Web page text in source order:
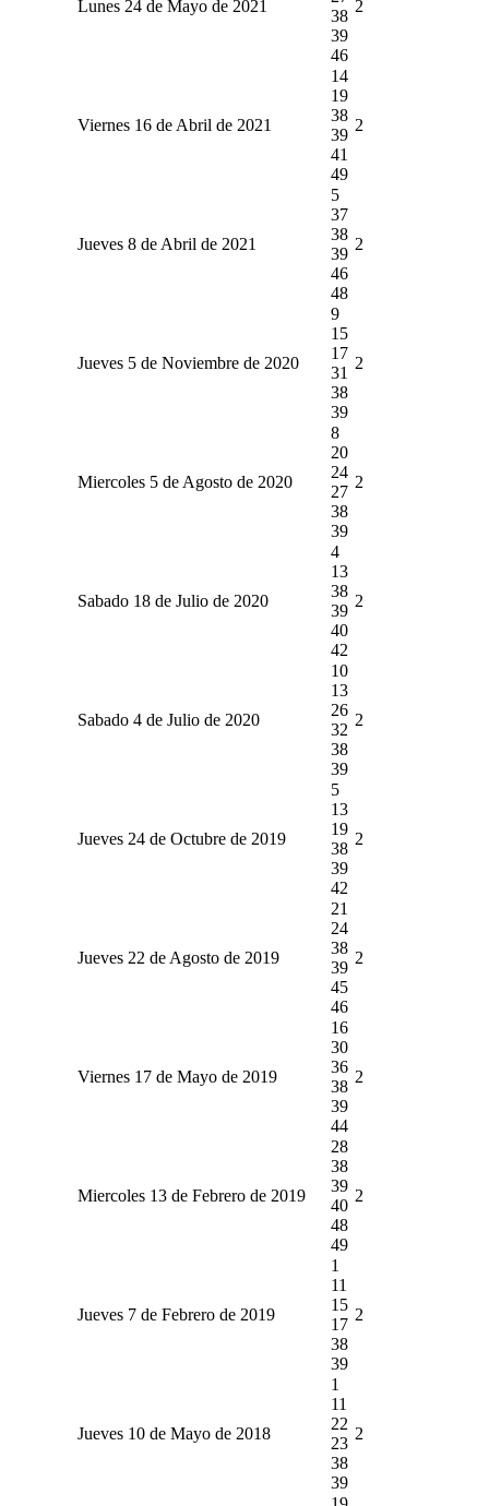
Lunes 24 de Mayo de 2021
38
39
46
2
Viernes 16 de Abril de 2021
14
19
38
39
41
49
2
Jueves 8 de Abril de 2021
5
37
38
39
46
48
2
Jueves 5 de Noviembre de 2020
9
15
17
31
38
39
2
Miercoles 5 de Agosto de 2020
8
20
24
27
38
39
2
Sabado 18 de Julio de 2020
4
13
38
39
40
42
2
Sabado 4 de Julio de 2020
10
13
26
32
38
39
2
Jueves 24 de Octubre de 2019
5
13
19
38
39
42
2
Jueves 22 de Agosto de 2019
21
24
38
39
45
46
2
Viernes 17 de Mayo de 2019
16
30
36
38
39
44
2
Miercoles 13 de Febrero de 2019
28
38
39
40
48
49
2
Jueves 7 de Febrero de 2019
1
11
15
17
38
39
2
Jueves 10 de Mayo de 2018
1
11
22
23
38
39
2